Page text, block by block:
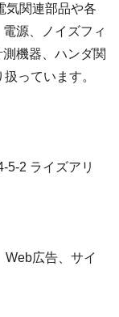
気関連部品や各
源、ノイズフィ
機器、ハンダ関
っています。
5-2 ライズアリ
広告、サイ